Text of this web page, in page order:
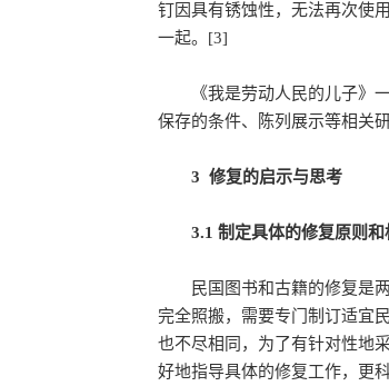
钉因具有锈蚀性，无法再次使
一起。[3]
《我是劳动人民的儿子》一
保存的条件、陈列展示等相关研
3 修复的启示与思考
3.1 制定具体的修复原则和
民国图书和古籍的修复是两
完全照搬，需要专门制订适宜
也不尽相同，为了有针对性地
好地指导具体的修复工作，更